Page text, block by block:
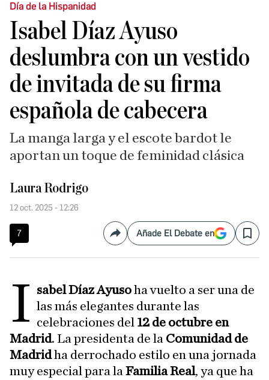
Día de la Hispanidad
Isabel Díaz Ayuso
deslumbra con un vestido
de invitada de su firma
española de cabecera
La manga larga y el escote bardot le
aportan un toque de feminidad clásica
Laura Rodrigo
12 oct. 2025 - 12:26
7 CompartirAñade El Debate en Save
I sabel Díaz Ayusoha vuelto a ser una de
las más elegantes durante las
celebraciones del 12 de octubre en
Madrid. La presidenta de la Comunidad de
Madridha derrochado estilo en una jornada
muy especial para la Familia Real, ya que ha